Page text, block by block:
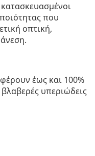
που
οπτική,
έως και 100%
υπεριώδεις